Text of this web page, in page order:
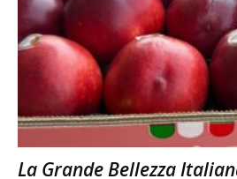
La Grande Bellezza